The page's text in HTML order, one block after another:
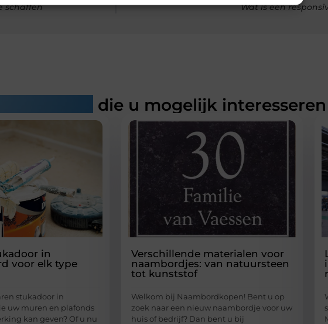
schaffen Wat is een
die u mogelijk interesseren
in
voor elk type
stukadoor in
uw muren en plafonds
kan geven? Of u nu
Verschillende materialen voor
naambordjes: van natuursteen
tot kunststof
Welkom bij Naambordkopen! Bent u op
zoek naar een nieuw naambordje voor uw
huis of bedrijf? Dan bent u bij